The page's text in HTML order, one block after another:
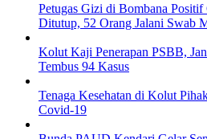
Petugas Gizi di Bombana
Ditutup, 52 Orang Jalani Swab
Kolut Kaji Penerapan PSBB,
Tembus 94 Kasus
Tenaga Kesehatan di Kolut
Covid-19